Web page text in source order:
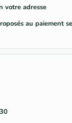
votre adresse
au paiement